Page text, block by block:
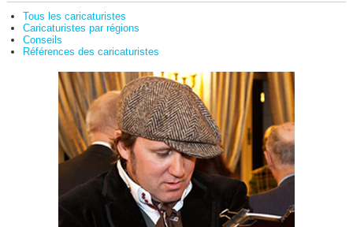
Tous les caricaturistes
Caricaturistes par régions
Conseils
Références des caricaturistes